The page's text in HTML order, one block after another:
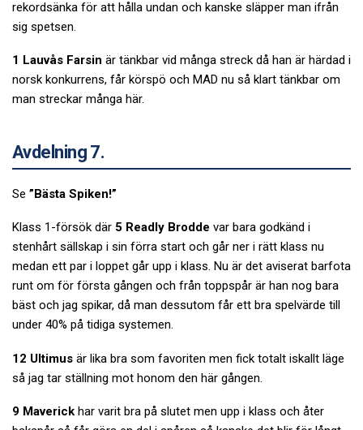
rekordsänka för att hålla undan och kanske släpper man ifrån
sig spetsen.
1 Lauvås Farsin är tänkbar vid många streck då han är härdad i
norsk konkurrens, får körspö och MAD nu så klart tänkbar om
man streckar många här.
Avdelning 7.
Se ”Bästa Spiken!”
Klass 1-försök där 5 Readly Brodde var bara godkänd i
stenhårt sällskap i sin förra start och går ner i rätt klass nu
medan ett par i loppet går upp i klass. Nu är det aviserat barfota
runt om för första gången och från toppspår är han nog bara
bäst och jag spikar, då man dessutom får ett bra spelvärde till
under 40% på tidiga systemen.
12 Ultimus är lika bra som favoriten men fick totalt iskallt läge
så jag tar ställning mot honom den här gången.
9 Maverick har varit bra på slutet men upp i klass och åter